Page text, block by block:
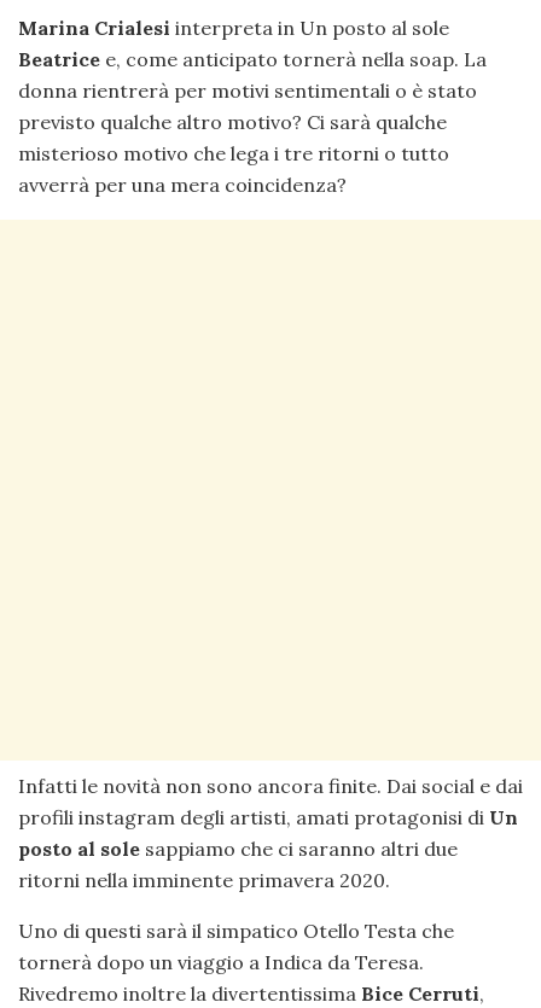
Marina Crialesi interpreta in Un posto al sole
Beatrice e, come anticipato tornerà nella soap. La
donna rientrerà per motivi sentimentali o è stato
previsto qualche altro motivo? Ci sarà qualche
misterioso motivo che lega i tre ritorni o tutto
avverrà per una mera coincidenza?
Infatti le novità non sono ancora finite. Dai social e dai
profili instagram degli artisti, amati protagonisi di Un
posto al sole sappiamo che ci saranno altri due
ritorni nella imminente primavera 2020.
Uno di questi sarà il simpatico Otello Testa che
tornerà dopo un viaggio a Indica da Teresa.
Rivedremo inoltre la divertentissima Bice Cerruti,